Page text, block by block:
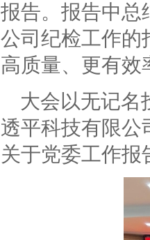
报告。报告中总
公司纪检工作的
高质量、更有效
大会以无记名
透平科技有限公
关于党委工作报